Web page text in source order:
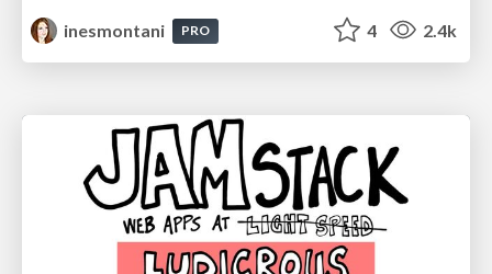
inesmontani
PRO 4 2.4k